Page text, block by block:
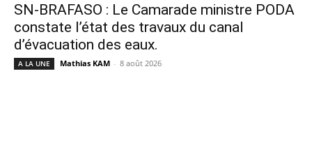
SN-BRAFASO : Le Camarade ministre PODA
constate l’état des travaux du canal
d’évacuation des eaux.
A LA UNE Mathias KAM - 8 août 2026